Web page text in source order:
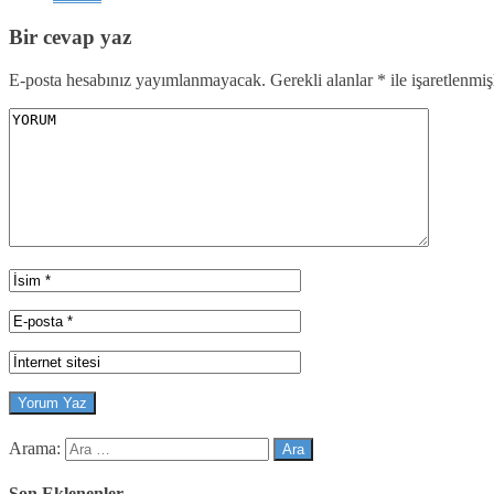
Bir cevap yaz
E-posta hesabınız yayımlanmayacak. Gerekli alanlar * ile
Arama: